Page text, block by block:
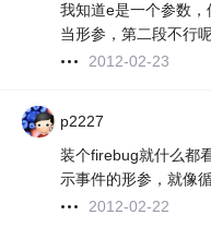
我知道e是一个参数
当形参，第二段不行
2012-02-23
p2227
装个firebug就什么都
示事件的形参，就像
2012-02-22